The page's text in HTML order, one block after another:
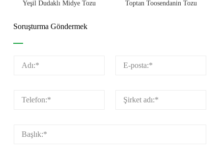
Yeşil Dudaklı Midye Tozu Toptan Toosendanin Tozu
Soruşturma Göndermek